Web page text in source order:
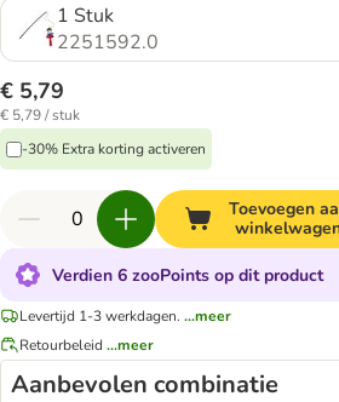
1 Stuk
2251592.0
€ 5,79
€ 5,79 / stuk
-30% Extra korting activeren
Toevoegen
Verdien 6 zooPoints op dit product
Levertijd 1-3 werkdagen. ...meer
Retourbeleid ...meer
Aanbevolen combinatie